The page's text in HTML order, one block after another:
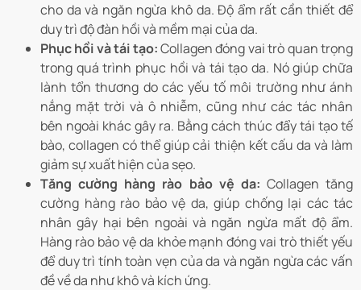
cho da và ngăn ngừa khô da. Độ ẩm rất cần thiết để
duy trì độ đàn hồi và mềm mại của da.
Phục hồi và tái tạo:Collagen đóng vai trò quan trọng
trong quá trình phục hồi và tái tạo da. Nó giúp chữa
lành tổn thương do các yếu tố môi trường như ánh
nắng mặt trời và ô nhiễm, cũng như các tác nhân
bên ngoài khác gây ra. Bằng cách thúc đẩy tái tạo tế
bào, collagen có thể giúp cải thiện kết cấu da và làm
giảm sự xuất hiện của sẹo.
Tăng cường hàng rào bảo vệ da: Collagen tăng
cường hàng rào bảo vệ da, giúp chống lại các tác
nhân gây hại bên ngoài và ngăn ngừa mất độ ẩm.
Hàng rào bảo vệ da khỏe mạnh đóng vai trò thiết yếu
để duy trì tính toàn vẹn của da và ngăn ngừa các vấn
đề về da như khô và kích ứng.